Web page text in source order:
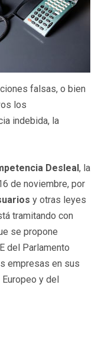
falsas, o bien
los
indebida, la
Desleal , la
de noviembre, por
y otras leyes
tramitando con
se propone
del Parlamento
empresas en sus
y del